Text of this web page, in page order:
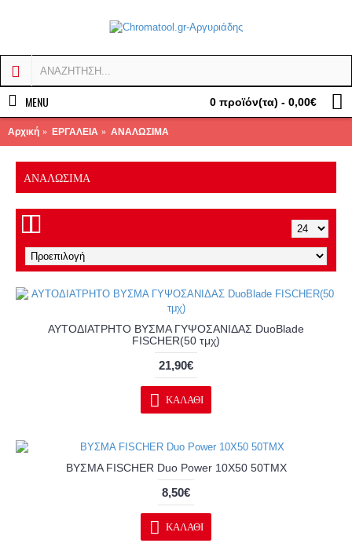
0 προϊόν(τα) - 0,00€
MENU
Αρχική ΕΡΓΑΛΕΙΑ ΑΝΑΛΩΣΙΜΑ
ΑΝΑΛΩΣΙΜΑ
ΑΥΤΟΔΙΑΤΡΗΤΟ ΒΥΣΜΑ ΓΥΨΟΣΑΝΙΔΑΣ DuoBlade
FISCHER(50 τμχ)
21,90€
ΚΑΛΆΘΙ
ΒΥΣΜΑ FISCHER Duo Power 10X50 50ΤΜΧ
8,50€
ΚΑΛΆΘΙ